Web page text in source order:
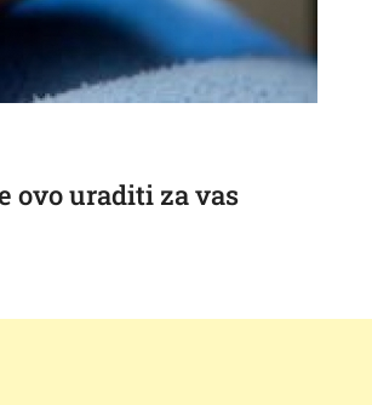
ovo uraditi za vas